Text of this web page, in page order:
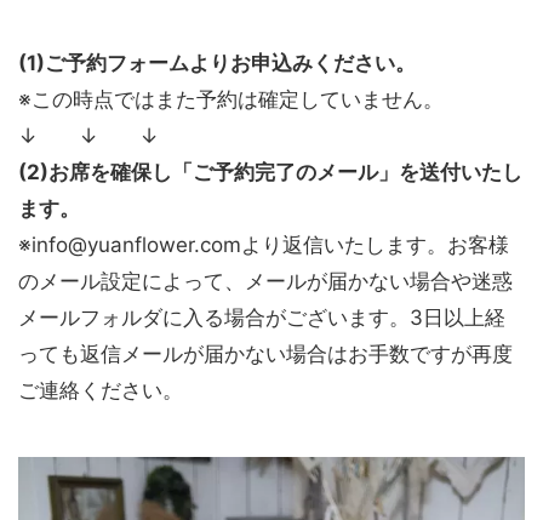
(1)ご予約フォームよりお申込みください。
※この時点ではまた予約は確定していません。
↓ ↓ ↓
(2)お席を確保し「ご予約完了のメール」を送付いたし
ます。
※info@yuanflower.comより返信いたします。お客様
のメール設定によって、メールが届かない場合や迷惑
メールフォルダに入る場合がございます。3日以上経
っても返信メールが届かない場合はお手数ですが再度
ご連絡ください。